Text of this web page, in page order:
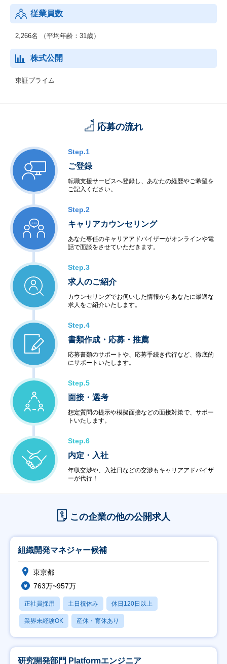
【Contract One】
契約を電子上で締結、正確にデータ化し電子で管理ができるサー
ビス。
個人向け名刺管理、キャリアプロフィールアプリ。名刺管理だけ
ではなくキャリア情報に出会え、企業からスカウトが届きます。
従業員数
2,266名 （平均年齢：31歳）
株式公開
東証プライム
応募の流れ
Step.1
ご登録
転職支援サービスへ登録し、あなたの経歴やご希望を
ご記入ください。
Step.2
キャリアカウンセリング
あなた専任のキャリアアドバイザーがオンラインや電
話で面談をさせていただきます。
Step.3
求人のご紹介
カウンセリングでお伺いした情報からあなたに最適な
求人をご紹介いたします。
Step.4
書類作成・応募・推薦
応募書類のサポートや、応募手続き代行など、徹底的
にサポートいたします。
Step.5
面接・選考
想定質問の提示や模擬面接などの面接対策で、サポー
トいたします。
Step.6
内定・入社
年収交渉や、入社日などの交渉もキャリアアドバイザ
ーが代行！
この企業の他の公開求人
組織開発マネジャー候補
東京都
763万~957万
正社員採用 土日祝休み 休日120日以上
業界未経験OK 産休・育休あり
研究開発部門 Platformエンジニア